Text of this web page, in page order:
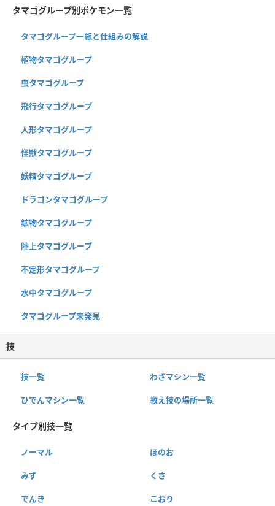
タマゴグループ別ポケモン一覧
タマゴグループ一覧と仕組みの解説
植物タマゴグループ
虫タマゴグループ
飛行タマゴグループ
人形タマゴグループ
怪獣タマゴグループ
妖精タマゴグループ
ドラゴンタマゴグループ
鉱物タマゴグループ
陸上タマゴグループ
不定形タマゴグループ
水中タマゴグループ
タマゴグループ未発見
技
技一覧 わざマシン一覧
ひでんマシン一覧 教え技の場所一覧
タイプ別技一覧
ノーマル ほのお
みず くさ
でんき こおり